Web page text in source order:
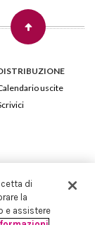
uscite
84 - 20135 Milano
Sociale 258.250 €
di
la
e assistere